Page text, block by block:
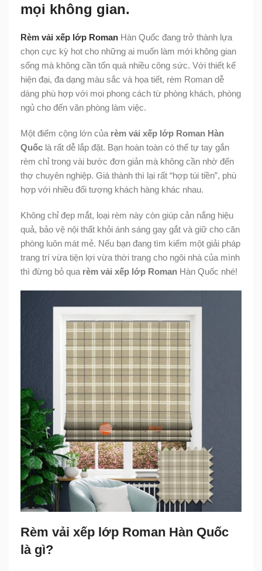
mọi không gian.
Rèm vải xếp lớp Roman Hàn Quốc đang trở thành lựa
chọn cực kỳ hot cho những ai muốn làm mới không gian
sống mà không cần tốn quá nhiều công sức. Với thiết kế
hiện đại, đa dạng màu sắc và họa tiết, rèm Roman dễ
dàng phù hợp với mọi phong cách từ phòng khách, phòng
ngủ cho đến văn phòng làm việc.
Một điểm cộng lớn của rèm vải xếp lớp Roman Hàn
Quốc là rất dễ lắp đặt. Bạn hoàn toàn có thể tự tay gắn
rèm chỉ trong vài bước đơn giản mà không cần nhờ đến
thợ chuyên nghiệp. Giá thành thì lại rất “hợp túi tiền”, phù
hợp với nhiều đối tượng khách hàng khác nhau.
Không chỉ đẹp mắt, loại rèm này còn giúp cản nắng hiệu
quả, bảo vệ nội thất khỏi ánh sáng gay gắt và giữ cho căn
phòng luôn mát mẻ. Nếu bạn đang tìm kiếm một giải pháp
trang trí vừa tiện lợi vừa thời trang cho ngôi nhà của mình
thì đừng bỏ qua rèm vải xếp lớp Roman Hàn Quốc nhé!
Rèm vải xếp lớp Roman Hàn Quốc
là gì?